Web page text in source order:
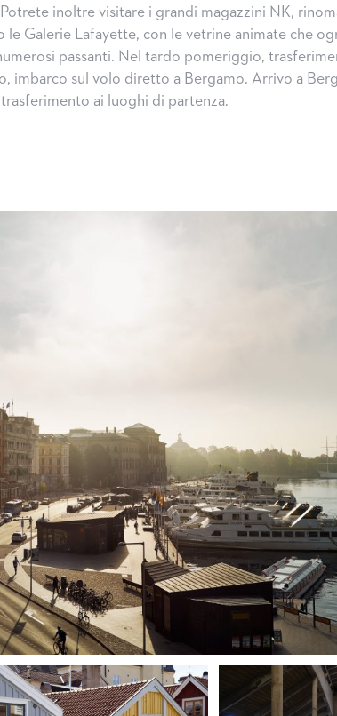
Potrete inoltre visitare i grandi magazzini NK,
le Galerie Lafayette, con le vetrine animate che
passanti. Nel tardo pomeriggio,
imbarco sul volo diretto a Bergamo. Arrivo a
ai luoghi di partenza.